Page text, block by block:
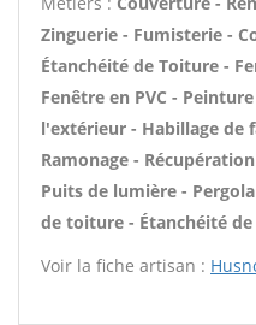
Zinguerie - Fumisterie -
Étanchéité de Toiture -
Fenêtre en PVC -
l'extérieur - Habillage de
Ramonage -
Puits de lumière -
de toiture - Étanchéité de
Voir la fiche artisan :